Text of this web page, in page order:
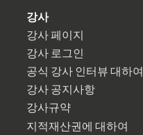
강사
강사 페이지
강사 로그인
공식 강사 인터뷰 대하여
강사 공지사항
강사규약
지적재산권에 대하여